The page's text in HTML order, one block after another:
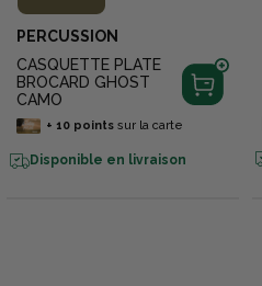
PERCUSSION
CASQUETTE PLATE
BROCARD GHOST
CAMO
+ 10pointssur la carte
Disponible en livraison